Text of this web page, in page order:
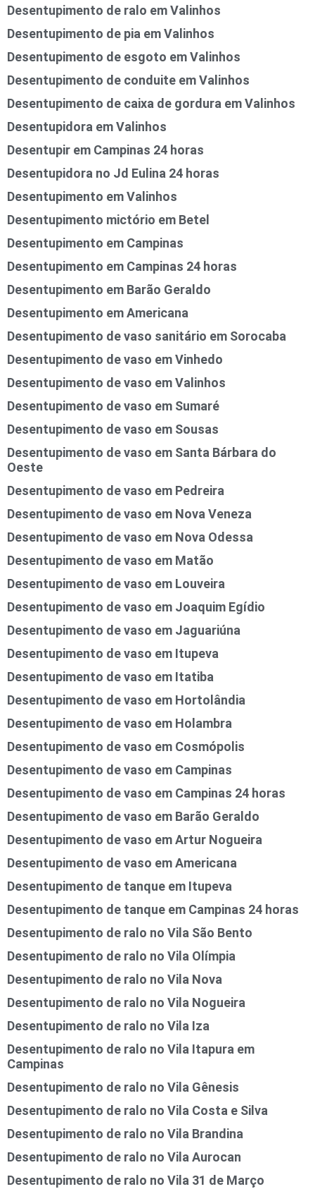
Desentupimento de ralo em Valinhos
Desentupimento de pia em Valinhos
Desentupimento de esgoto em Valinhos
Desentupimento de conduite em Valinhos
Desentupimento de caixa de gordura em Valinhos
Desentupidora em Valinhos
Desentupir em Campinas 24 horas
Desentupidora no Jd Eulina 24 horas
Desentupimento em Valinhos
Desentupimento mictório em Betel
Desentupimento em Campinas
Desentupimento em Campinas 24 horas
Desentupimento em Barão Geraldo
Desentupimento em Americana
Desentupimento de vaso sanitário em Sorocaba
Desentupimento de vaso em Vinhedo
Desentupimento de vaso em Valinhos
Desentupimento de vaso em Sumaré
Desentupimento de vaso em Sousas
Desentupimento de vaso em Santa Bárbara do
Oeste
Desentupimento de vaso em Pedreira
Desentupimento de vaso em Nova Veneza
Desentupimento de vaso em Nova Odessa
Desentupimento de vaso em Matão
Desentupimento de vaso em Louveira
Desentupimento de vaso em Joaquim Egídio
Desentupimento de vaso em Jaguariúna
Desentupimento de vaso em Itupeva
Desentupimento de vaso em Itatiba
Desentupimento de vaso em Hortolândia
Desentupimento de vaso em Holambra
Desentupimento de vaso em Cosmópolis
Desentupimento de vaso em Campinas
Desentupimento de vaso em Campinas 24 horas
Desentupimento de vaso em Barão Geraldo
Desentupimento de vaso em Artur Nogueira
Desentupimento de vaso em Americana
Desentupimento de tanque em Itupeva
Desentupimento de tanque em Campinas 24 horas
Desentupimento de ralo no Vila São Bento
Desentupimento de ralo no Vila Olímpia
Desentupimento de ralo no Vila Nova
Desentupimento de ralo no Vila Nogueira
Desentupimento de ralo no Vila Iza
Desentupimento de ralo no Vila Itapura em
Campinas
Desentupimento de ralo no Vila Gênesis
Desentupimento de ralo no Vila Costa e Silva
Desentupimento de ralo no Vila Brandina
Desentupimento de ralo no Vila Aurocan
Desentupimento de ralo no Vila 31 de Março